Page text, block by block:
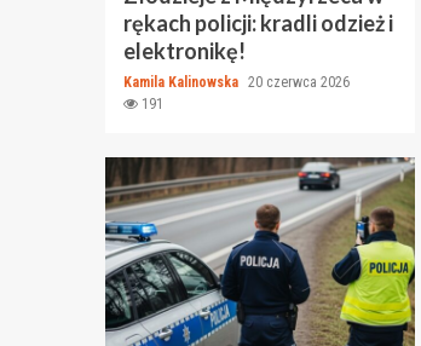
rękach policji: kradli odzież i
elektronikę!
Kamila Kalinowska 20 czerwca 2026
191